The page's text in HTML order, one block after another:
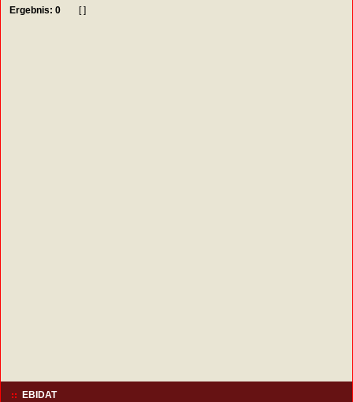
Ergebnis: 0
[ ]
EBIDAT